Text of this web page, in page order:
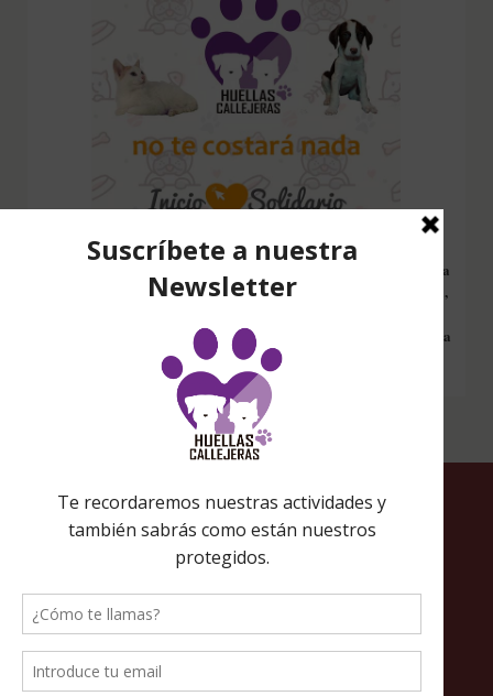
Configura nuestro Inicio Solidario en todos tus dispositivos y cada
vez que entres a hacer una búsqueda en internet desde esa página,
Amazon desde ahí, tu compra será solidaria sin ningún coste extra
para ti.